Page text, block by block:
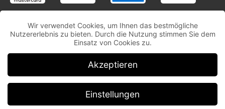
Copyright © CooleSticker.ch | Alle Rechte vorbehalten.
Wir verwendet Cookies, um Ihnen das bestmögliche
Nutzererlebnis zu bieten. Durch die Nutzung stimmen Sie dem
Einsatz von Cookies zu.
Akzeptieren
Einstellungen